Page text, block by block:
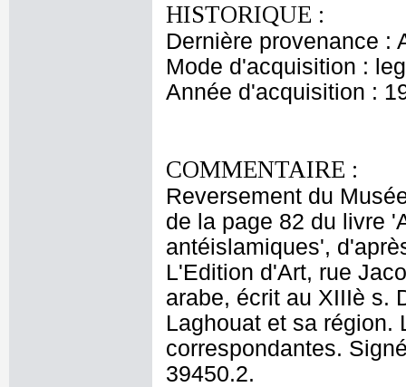
HISTORIQUE :
Dernière provenance :
Mode d'acquisition :
Année d'acquisition :
COMMENTAIRE :
Reversement du
de la page 82 du livre
antéislamiques',
L'Edition d'Art, rue
arabe, écrit au XIIIè s.
Laghouat et sa région.
correspondantes.
39450.2.